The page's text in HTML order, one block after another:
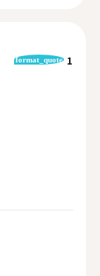
format_quote 1